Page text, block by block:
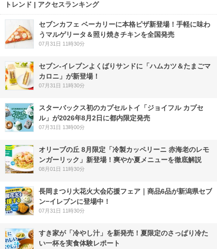
トレンド | アクセスランキング
セブンカフェ ベーカリーに本格ピザ新登場！手軽に味わ
うマルゲリータ＆照り焼きチキンを全国発売
07月31日 11時30分
セブン‐イレブンよくばりサンドに「ハムカツ＆たまごマ
カロニ」が新登場！
07月31日 11時30分
スターバックス初のカプセルトイ「ジョイフル カプセ
ル」が2026年8月2日に都内限定発売
07月31日 13時00分
オリーブの丘 8月限定「冷製カッペリーニ 赤海老のレモ
ンガーリック」新登場！爽やか夏メニューを徹底解説
08月01日 11時30分
長岡まつり大花火大会応援フェア｜商品6品が新潟県セブ
ン−イレブンに登場中！
07月31日 11時30分
すき家が「冷やし汁」を新発売！夏限定のさっぱり冷た
い一杯を実食体験レポート